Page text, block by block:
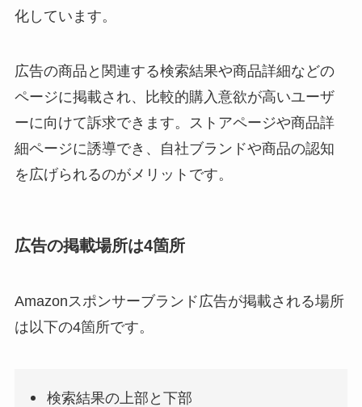
化しています。
広告の商品と関連する検索結果や商品詳細などの
ページに掲載され、比較的購入意欲が高いユーザ
ーに向けて訴求できます。ストアページや商品詳
細ページに誘導でき、自社ブランドや商品の認知
を広げられるのがメリットです。
広告の掲載場所は4箇所
Amazonスポンサーブランド広告が掲載される場所
は以下の4箇所です。
検索結果の上部と下部